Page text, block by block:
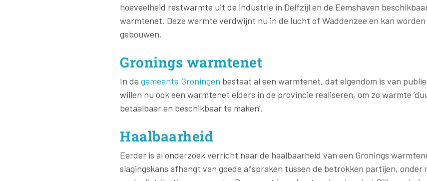
hoeveelheid restwarmte uit de industrie in Delfzijl en de Eemshaven
warmtenet. Deze warmte verdwijnt nu in de lucht of Waddenzee en kan
gebouwen.
Gronings warmtenet
In de gemeente Groningen bestaat al een warmtenet, dat eigendom is van
willen nu ook een warmtenet elders in de provincie realiseren, om zo warmte
betaalbaar en beschikbaar te maken’.
Haalbaarheid
Eerder is al onderzoek verricht naar de haalbaarheid van een Gronings
slagingskans afhangt van goede afspraken tussen de betrokken partijen,